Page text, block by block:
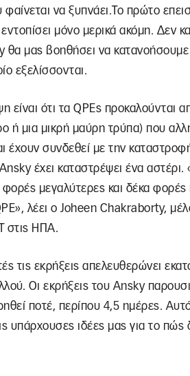
να ξυπνάει.Το πρώτο
μόνο μερικά ακόμη. Δεν
θα μας βοηθήσει να κατανοήσουμε
εξελίσσονται.
είναι ότι τα QPEs προκαλούνται
ή μια μικρή μαύρη τρύπα) που
έχουν συνδεθεί με την
έχει καταστρέψει ένα
φορές μεγαλύτερες και δέκα
λέει ο Joheen Chakraborty,
στις ΗΠΑ.
τις εκρήξεις απελευθερώνει
Οι εκρήξεις του Ansky
ποτέ, περίπου 4,5 ημέρες.
υπάρχουσες ιδέες μας για το πώς